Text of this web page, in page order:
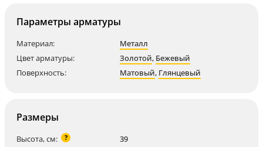
Параметры арматуры
Материал:
Металл
Цвет арматуры:
Золотой, Бежевый
Поверхность:
Матовый, Глянцевый
Размеры
Высота, см: ?
39